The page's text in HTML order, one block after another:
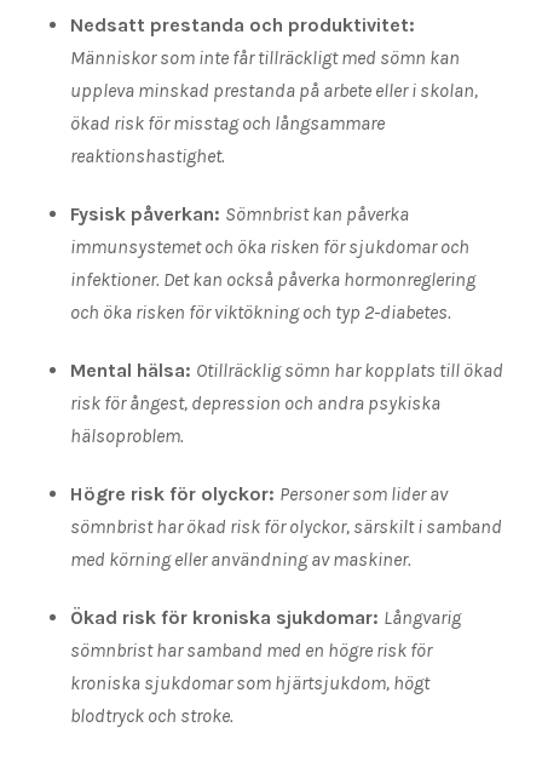
Nedsatt prestanda och produktivitet:
Människor som inte får tillräckligt med sömn kan
uppleva minskad prestanda på arbete eller i skolan,
ökad risk för misstag och långsammare
reaktionshastighet.
Fysisk påverkan: Sömnbrist kan påverka
immunsystemet och öka risken för sjukdomar och
infektioner. Det kan också påverka hormonreglering
och öka risken för viktökning och typ 2-diabetes.
Mental hälsa: Otillräcklig sömn har kopplats till ökad
risk för ångest, depression och andra psykiska
hälsoproblem.
Högre risk för olyckor: Personer som lider av
sömnbrist har ökad risk för olyckor, särskilt i samband
med körning eller användning av maskiner.
Ökad risk för kroniska sjukdomar: Långvarig
sömnbrist har samband med en högre risk för
kroniska sjukdomar som hjärtsjukdom, högt
blodtryck och stroke.